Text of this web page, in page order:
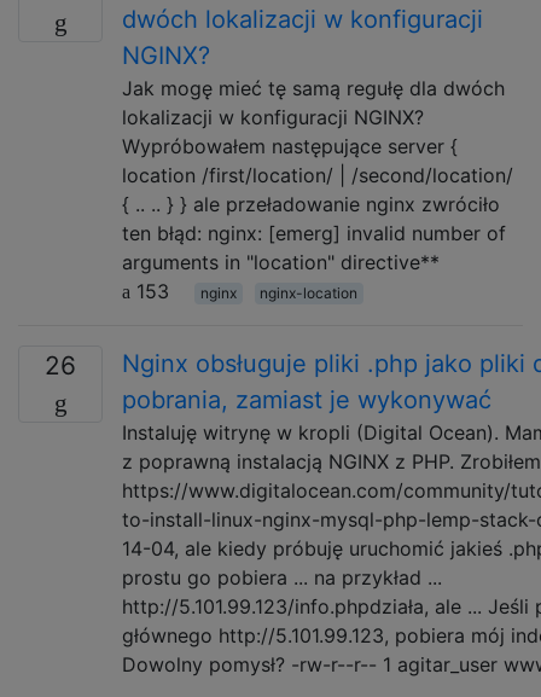
dwóch lokalizacji w konfiguracji
NGINX?
Jak mogę mieć tę samą regułę dla dwóch
lokalizacji w konfiguracji NGINX?
Wypróbowałem następujące server {
location /first/location/ | /second/location/
{ .. .. } } ale przeładowanie nginx zwróciło
ten błąd: nginx: [emerg] invalid number of
arguments in "location" directive**
153
nginx nginx-location
26
Nginx obsługuje pliki .php jako pliki
pobrania, zamiast je wykonywać
Instaluję witrynę w kropli (Digital Ocean).
z poprawną instalacją NGINX z PHP.
https://www.digitalocean.com/community/
to-install-linux-nginx-mysql-php-lemp-
14-04, ale kiedy próbuję uruchomić jakieś
prostu go pobiera ... na przykład ...
http://5.101.99.123/info.phpdziała, ale ... Jeśli
głównego http://5.101.99.123, pobiera mój
Dowolny pomysł? -rw-r--r-- 1 agitar_user